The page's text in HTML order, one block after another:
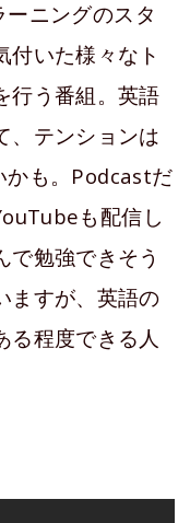
ニングのスタ
付いた様々なト
行う番組。英語
、テンションは
かも。Podcastだ
も配信し
で勉強できそう
ますが、英語の
る程度できる人